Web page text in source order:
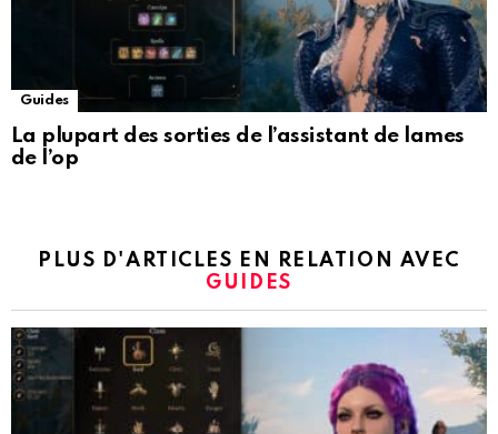
Guides
La plupart des sorties de l’assistant de lames
de l’op
PLUS D'ARTICLES EN RELATION AVEC
GUIDES